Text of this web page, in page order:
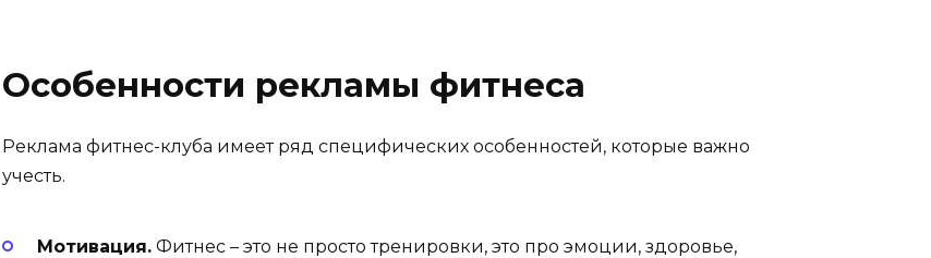
Особенности рекламы фитнеса
Реклама фитнес-клуба имеет ряд специфических особенностей, которые важно
учесть.
Мотивация. Фитнес – это не просто тренировки, это про эмоции, здоровье,